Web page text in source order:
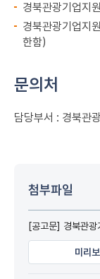
경북관광기업지
경북관광기업지
한함)
문의처
담당부서 : 경북
첨부파일
[공고문] 경북관
미리보